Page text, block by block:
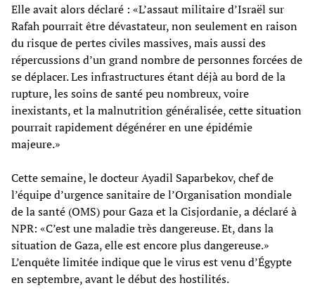
Elle avait alors déclaré : «L’assaut militaire d’Israël sur
Rafah pourrait être dévastateur, non seulement en raison
du risque de pertes civiles massives, mais aussi des
répercussions d’un grand nombre de personnes forcées de
se déplacer. Les infrastructures étant déjà au bord de la
rupture, les soins de santé peu nombreux, voire
inexistants, et la malnutrition généralisée, cette situation
pourrait rapidement dégénérer en une épidémie
majeure.»
Cette semaine, le docteur Ayadil Saparbekov, chef de
l’équipe d’urgence sanitaire de l’Organisation mondiale
de la santé (OMS) pour Gaza et la Cisjordanie, a déclaré à
NPR: «C’est une maladie très dangereuse. Et, dans la
situation de Gaza, elle est encore plus dangereuse.»
L’enquête limitée indique que le virus est venu d’Égypte
en septembre, avant le début des hostilités.